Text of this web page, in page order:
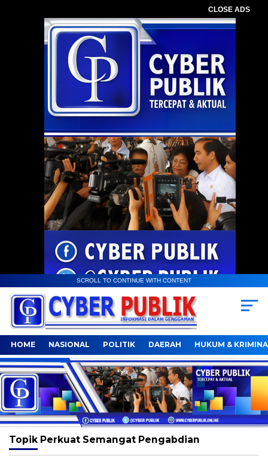
CLOSE ADS
SCROLL TO CONTINUE WITH CONTENT
HOME NASIONAL POLITIK DAERAH HUKUM &
Topik Perkuat Semangat Pengabdian